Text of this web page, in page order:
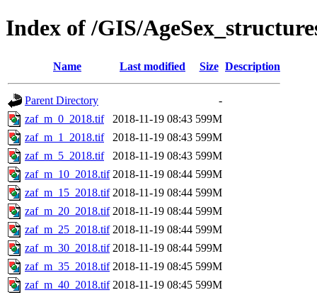
Index of /GIS/
Name Last modified Size Description
Parent Directory
-
zaf_m_0_2018.tif
2018-11-19 08:43 599M
zaf_m_1_2018.tif
2018-11-19 08:43 599M
zaf_m_5_2018.tif
2018-11-19 08:43 599M
zaf_m_10_2018.tif 2018-11-19 08:44 599M
zaf_m_15_2018.tif 2018-11-19 08:44 599M
zaf_m_20_2018.tif 2018-11-19 08:44 599M
zaf_m_25_2018.tif 2018-11-19 08:44 599M
zaf_m_30_2018.tif 2018-11-19 08:44 599M
zaf_m_35_2018.tif 2018-11-19 08:45 599M
zaf_m_40_2018.tif 2018-11-19 08:45 599M